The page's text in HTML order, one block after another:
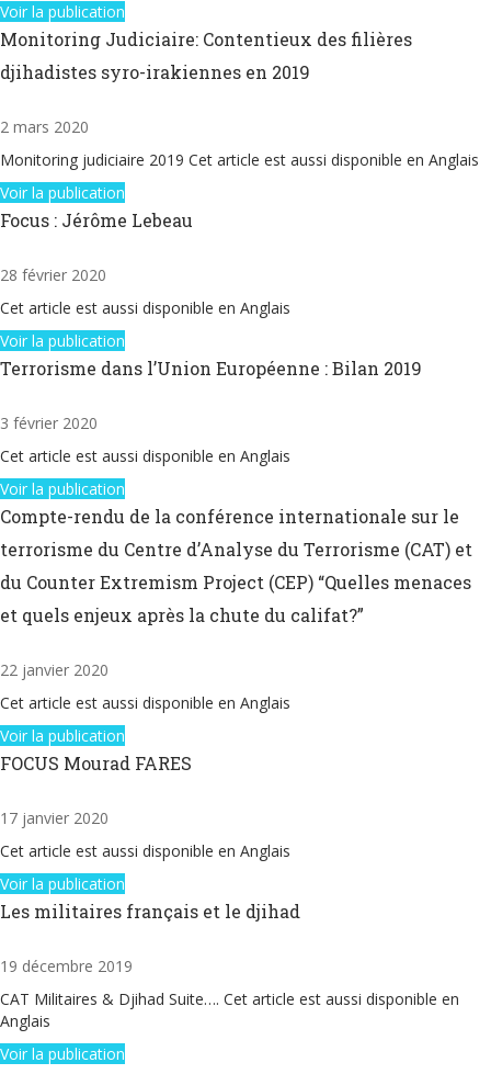
Voir la publication
Monitoring Judiciaire: Contentieux des filières
djihadistes syro-irakiennes en 2019
2 mars 2020
Monitoring judiciaire 2019 Cet article est aussi disponible en Anglais
Voir la publication
Focus : Jérôme Lebeau
28 février 2020
Cet article est aussi disponible en Anglais
Voir la publication
Terrorisme dans l’Union Européenne : Bilan 2019
3 février 2020
Cet article est aussi disponible en Anglais
Voir la publication
Compte-rendu de la conférence internationale sur le
terrorisme du Centre d’Analyse du Terrorisme (CAT) et
du Counter Extremism Project (CEP) “Quelles menaces
et quels enjeux après la chute du califat?”
22 janvier 2020
Cet article est aussi disponible en Anglais
Voir la publication
FOCUS Mourad FARES
17 janvier 2020
Cet article est aussi disponible en Anglais
Voir la publication
Les militaires français et le djihad
19 décembre 2019
CAT Militaires & Djihad Suite…. Cet article est aussi disponible en
Anglais
Voir la publication